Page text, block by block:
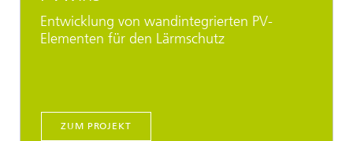
Entwicklung von wandintegrierten PV-
Elementen für den Lärmschutz
ZUM PROJEKT